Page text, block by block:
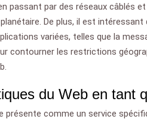
passant par des réseaux câblés
De plus, il est
variées, telles que la
contourner les restrictions
du Web en tant
présente comme un service